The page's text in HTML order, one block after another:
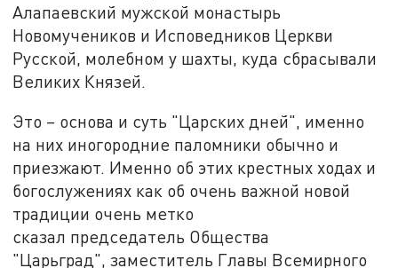
Алапаевский мужской монастырь
Новомучеников и Исповедников Церкви
Русской, молебном у шахты, куда сбрасывали
Великих Князей.
Это – основа и суть "Царских дней", именно
на них иногородние паломники обычно и
приезжают. Именно об этих крестных ходах и
богослужениях как об очень важной новой
традиции очень метко
сказал председатель Общества
"Царьград", заместитель Главы Всемирного